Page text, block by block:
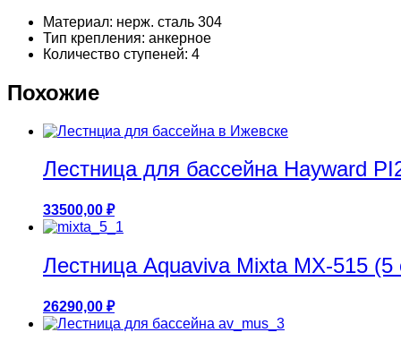
Материал: нерж. сталь 304
Тип крепления: анкерное
Количество ступеней: 4
Похожие
Лестница для бассейна Hayward
33500,00 ₽
Лестница Aquaviva Mixta MX-515 (5
26290,00 ₽